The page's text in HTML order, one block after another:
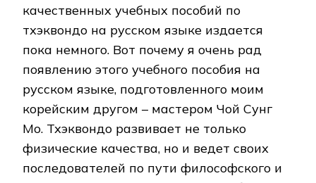
качественных учебных пособий по
тхэквондо на русском языке издается
пока немного. Вот почему я очень рад
появлению этого учебного пособия на
русском языке, подготовленного моим
корейским другом – мастером Чой Сунг
Мо. Тхэквондо развивает не только
физические качества, но и ведет своих
последователей по пути философского и